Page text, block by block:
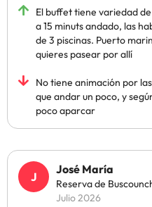
El buffet tiene variedad
a 15 minuts andado, las
de 3 piscinas. Puerto
quieres pasear por allí
No tiene animación por
que andar un poco, y
poco aparcar
José María
Reserva de
Julio 2026